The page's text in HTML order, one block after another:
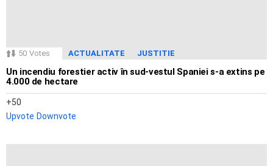
50 Votes ACTUALITATE JUSTITIE
Un incendiu forestier activ în sud-vestul Spaniei s-a extins pe
4.000 de hectare
50
Upvote Downvote